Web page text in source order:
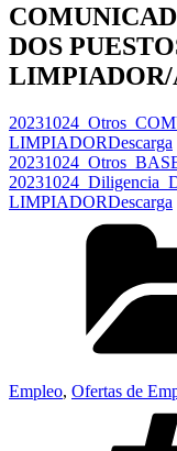
DOS
LIMPIADOR/
LIMPIADORDescarga
LIMPIADORDescarga
Empleo, Ofertas de